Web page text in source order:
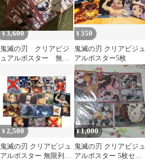
¥3,600
鬼滅の刃 クリアビジ
ュアルポスター 無限
ガチャガチャ
¥350
鬼滅の刃 クリアビジュ
アルポスター5枚
¥ 2,500
鬼滅の刃 クリアビジュ
アルポスター 無限列車
¥1,000
鬼滅の刃 クリアビジュ
アルポスター 5枚セッ